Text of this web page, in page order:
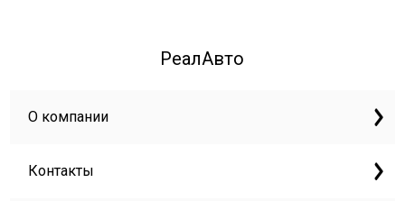
РеалАвто
О компании
Контакты